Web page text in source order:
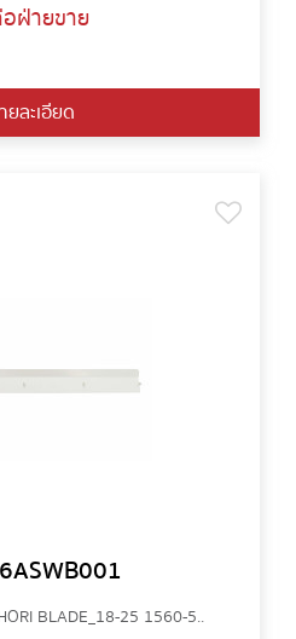
ฝ่ายขาย
ยละเอียด
BLADE_18-25 1560-5..